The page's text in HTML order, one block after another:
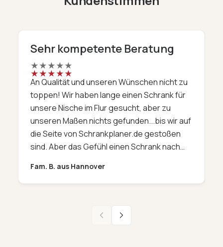
Sehr kompetente Beratung
★
★
★
★
★
★
★
★
★
★
An Qualität und unseren Wünschen nicht zu
toppen! Wir haben lange einen Schrank für
unsere Nische im Flur gesucht, aber zu
unseren Maßen nichts gefunden...bis wir auf
die Seite von Schrankplaner.de gestoßen
sind. Aber das Gefühl einen Schrank nach
bestellen, hat uns schon ein mulmiges
Gefühl gegeben. Aber mit etwas Mut und
Telefon (oh Gott, die Kollegen waren immer
Fam. B. aus Hannover